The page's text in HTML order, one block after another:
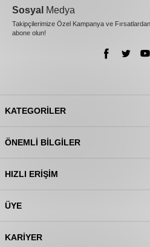
Sosyal Medya
Takipçilerimize Özel Kampanya ve
abone olun!
KATEGORILER
ÖNEMLI BILGILER
HIZLI ERIŞIM
ÜYE
KARIYER